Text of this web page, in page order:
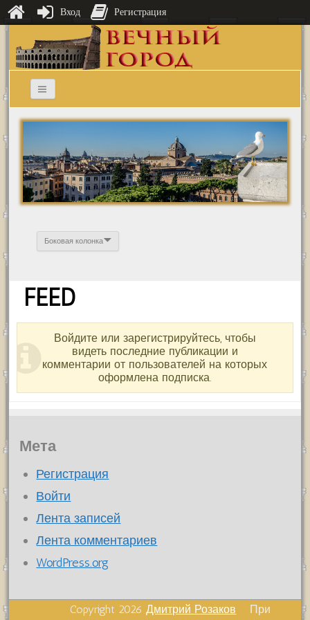
Боковая колонка
FEED
Войдите или зарегистрируйтесь, чтобы
видеть последние публикации и
комментарии от пользователей на которых
оформлена подписка.
Мета
Регистрация
Войти
Лента записей
Лента комментариев
WordPress.org
Copyright 2026Дмитрий Розаков При
Вход Регистрация